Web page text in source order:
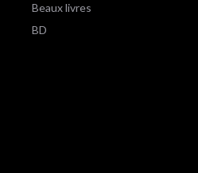
Beaux livres
BD